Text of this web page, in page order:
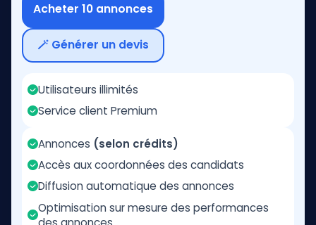
Acheter 10 annonces
🪄 Générer un devis
Utilisateurs illimités
Service client Premium
Annonces (selon crédits)
Accès aux coordonnées des candidats
Diffusion automatique des annonces
Optimisation sur mesure des performances